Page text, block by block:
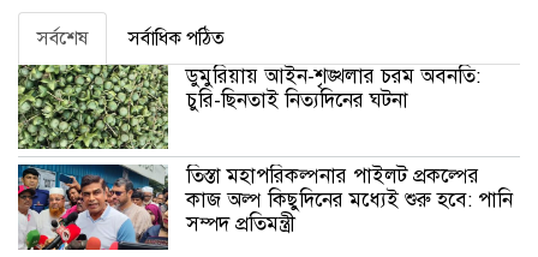
সর্বশেষ সর্বাধিক পঠিত
ডুমুরিয়ায় আইন-শৃঙ্খলার চরম অবনতি:
চুরি-ছিনতাই নিত্যদিনের ঘটনা
তিস্তা মহাপরিকল্পনার পাইলট প্রকল্পের
কাজ অল্প কিছুদিনের মধ্যেই শুরু হবে: পানি
সম্পদ প্রতিমন্ত্রী